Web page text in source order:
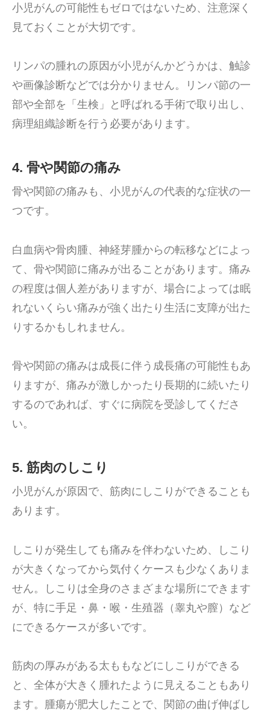
小児がんの可能性もゼロではないため、注意深く
見ておくことが大切です。
リンパの腫れの原因が小児がんかどうかは、触診
や画像診断などでは分かりません。リンパ節の一
部や全部を「生検」と呼ばれる手術で取り出し、
病理組織診断を行う必要があります。
4. 骨や関節の痛み
骨や関節の痛みも、小児がんの代表的な症状の一
つです。
白血病や骨肉腫、神経芽腫からの転移などによっ
て、骨や関節に痛みが出ることがあります。痛み
の程度は個人差がありますが、場合によっては眠
れないくらい痛みが強く出たり生活に支障が出た
りするかもしれません。
骨や関節の痛みは成長に伴う成長痛の可能性もあ
りますが、痛みが激しかったり長期的に続いたり
するのであれば、すぐに病院を受診してくださ
い。
5. 筋肉のしこり
小児がんが原因で、筋肉にしこりができることも
あります。
しこりが発生しても痛みを伴わないため、しこり
が大きくなってから気付くケースも少なくありま
せん。しこりは全身のさまざまな場所にできます
が、特に手足・鼻・喉・生殖器（睾丸や膣）など
にできるケースが多いです。
筋肉の厚みがある太ももなどにしこりができる
と、全体が大きく腫れたように見えることもあり
ます。腫瘍が肥大したことで、関節の曲げ伸ばし